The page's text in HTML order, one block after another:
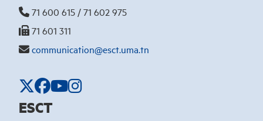
71 600 615 / 71 602 975
71 601 311
communication@esct.uma.tn
ESCT